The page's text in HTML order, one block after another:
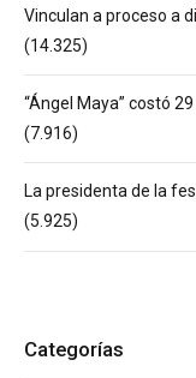
Vinculan a proceso a
(14.325)
“Ángel Maya” costó
(7.916)
La presidenta de la
(5.925)
Categorías